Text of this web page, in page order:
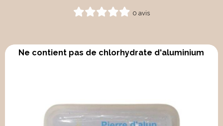
0 avis
Ne contient pas de chlorhydrate d'aluminium